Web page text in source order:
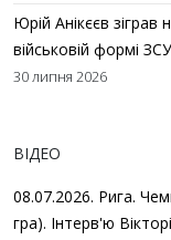
Юрій Анікєєв зіграв
військовій формі ЗСУ
30 липня 2026
ВІДЕО
08.07.2026. Рига.
гра). Інтерв'ю